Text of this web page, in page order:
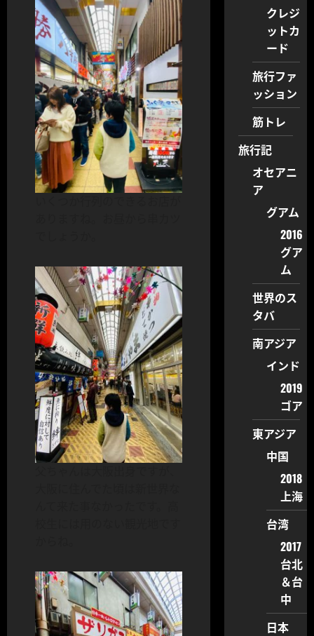
クレジ
ットカ
ード
旅行ファ
ッション
筋トレ
旅行記
オセアニ
ア
グアム
2016
グア
ム
世界のス
タバ
南アジア
インド
2019
ゴア
東アジア
中国
2018
上海
台湾
2017
台北
＆台
中
日本